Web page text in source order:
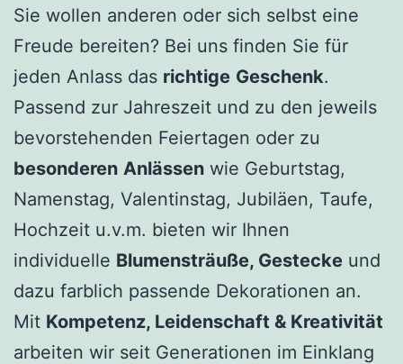
Sie wollen anderen oder sich selbst eine
Freude bereiten? Bei uns finden Sie für
jeden Anlass das richtige Geschenk.
Passend zur Jahreszeit und zu den jeweils
bevorstehenden Feiertagen oder zu
besonderen Anlässen wie Geburtstag,
Namenstag, Valentinstag, Jubiläen, Taufe,
Hochzeit u.v.m. bieten wir Ihnen
individuelle Blumensträuße, Gestecke und
dazu farblich passende Dekorationen an.
Mit Kompetenz, Leidenschaft & Kreativität
arbeiten wir seit Generationen im Einklang